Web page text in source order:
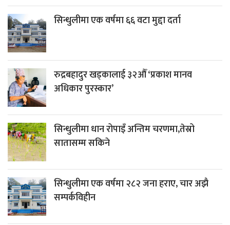
सिन्धुलीमा एक वर्षमा ६६ वटा मुद्दा दर्ता
रुद्रबहादुर खड्कालाई ३२औँ ‘प्रकाश मानव
अधिकार पुरस्कार’
सिन्धुलीमा धान रोपाइँ अन्तिम चरणमा,तेस्रो
सातासम्म सकिने
सिन्धुलीमा एक वर्षमा २८२ जना हराए, चार अझै
सम्पर्कविहीन